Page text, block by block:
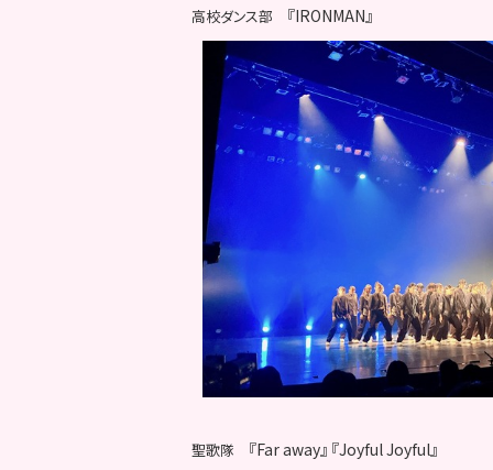
高校ダンス部 『IRONMAN』
聖歌隊 『Far away』 『Joyful Joyful』